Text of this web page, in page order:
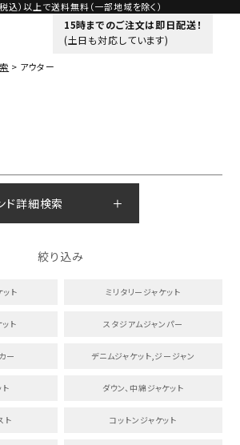
込）以上で送料無料（一部地域を除く）
15時までのご注文は即日配送！
(土日も対応しています)
アウター
ド詳細検索
絞り込み
ト ミリタリージャケット
ト スタジアムジャンパー
ー デニムジャケット,ジージャン
ダウン、中綿ジャケット
ト コットンジャケット